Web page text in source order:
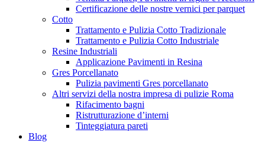
Certificazione delle nostre vernici per parquet
Cotto
Trattamento e Pulizia Cotto Tradizionale
Trattamento e Pulizia Cotto Industriale
Resine Industriali
Applicazione Pavimenti in Resina
Gres Porcellanato
Pulizia pavimenti Gres porcellanato
Altri servizi della nostra impresa di pulizie Roma
Rifacimento bagni
Ristrutturazione d’interni
Tinteggiatura pareti
Blog